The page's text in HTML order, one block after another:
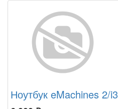
Ноутбук eMachines 2/i3